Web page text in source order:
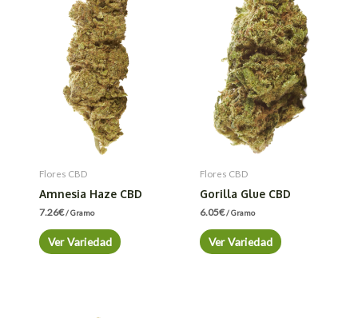
Flores CBD
Amnesia Haze CBD
7.26€/ Gramo
Ver Variedad
Flores CBD
Gorilla Glue CBD
6.05€/ Gramo
Ver Variedad